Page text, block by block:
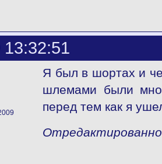
Я был в шортах и
шлемами были
перед тем как я